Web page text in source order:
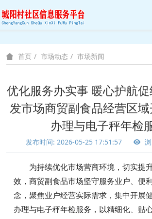
首页 市场动态 市场新闻
优化服务办实事 暖心护航
发市场商贸副食品经营区
办理与电子秤年检
发布时间: 2026-05-25 17:51:57
为持续优化市场营商环境，切实提
效，商贸副食品市场坚守服务业户、便
念，聚焦业户经营实际需求，集中开展
办理与电子秤年检服务，以精细化、贴